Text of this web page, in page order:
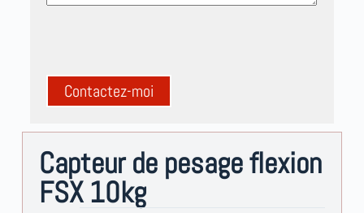
t
e
Capteur de pesage flexion
FSX 10kg